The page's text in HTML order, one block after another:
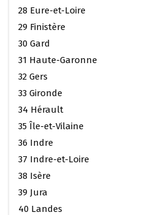
28 Eure-et-Loire
29 Finistère
30 Gard
31 Haute-Garonne
32 Gers
33 Gironde
34 Hérault
35 Île-et-Vilaine
36 Indre
37 Indre-et-Loire
38 Isère
39 Jura
40 Landes